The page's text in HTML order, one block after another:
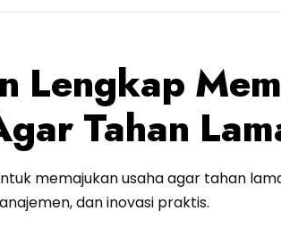
Lengkap
Tahan
memajukan usaha agar tahan
dan inovasi praktis.